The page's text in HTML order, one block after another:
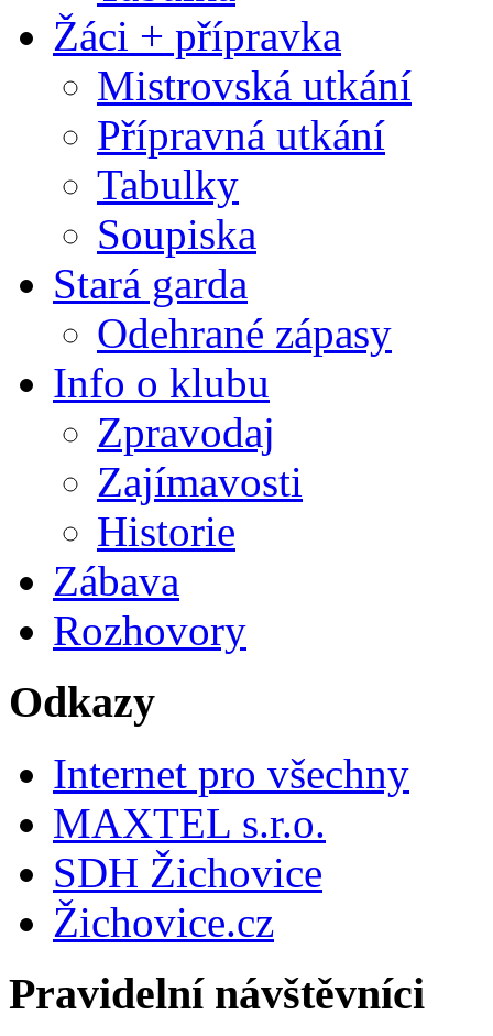
Žáci + přípravka
Mistrovská utkání
Přípravná utkání
Tabulky
Soupiska
Stará garda
Odehrané zápasy
Info o klubu
Zpravodaj
Zajímavosti
Historie
Zábava
Rozhovory
Odkazy
Internet pro všechny
MAXTEL s.r.o.
SDH Žichovice
Žichovice.cz
Pravidelní návštěvníci